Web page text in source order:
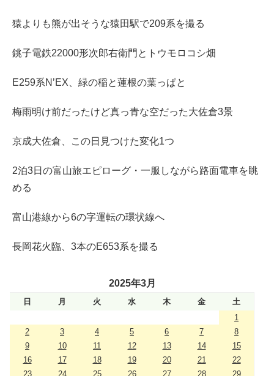
猿よりも熊が出そうな猿田駅で209系を撮る
銚子電鉄22000形次郎右衛門とトウモロコシ畑
E259系N’EX、緑の稲と蓮根の葉っぱと
梅雨明け前だったけど真っ青な空だった大佐倉3景
京成大佐倉、この日見つけた変化1つ
2泊3日の富山旅エピローグ・一服しながら路面電車を眺
める
富山港線から6の字運転の環状線へ
長岡花火臨、3本のE653系を撮る
2025年3月
日 月 火 水 木 金
土
1
2
3 4 5 6 7
8
9
10 11 12 13 14
15
16
17 18 19 20 21
22
23
24 25 26 27 28
29